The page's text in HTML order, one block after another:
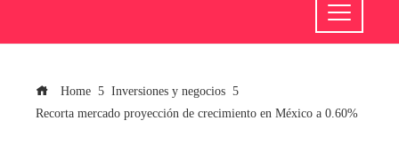
Home
Inversiones y negocios
Recorta mercado proyección de crecimiento en México a 0.60%